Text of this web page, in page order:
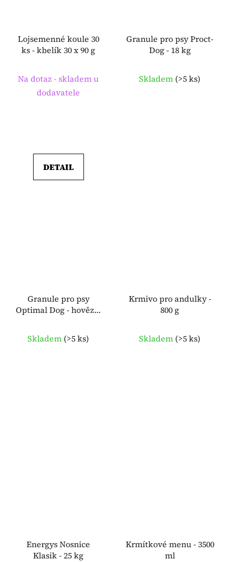
Lojsemenné koule 30
ks - kbelík 30 x 90 g
Na dotaz - skladem u
dodavatele
DETAIL
Granule pro psy Proct-
Dog - 18 kg
Skladem (>5 ks)
Granule pro psy
Optimal Dog - hovězí -
Skladem (>5 ks)
Krmivo pro andulky -
800 g
Skladem (>5 ks)
Energys Nosnice
Klasik - 25 kg
Krmítkové menu - 3500
ml